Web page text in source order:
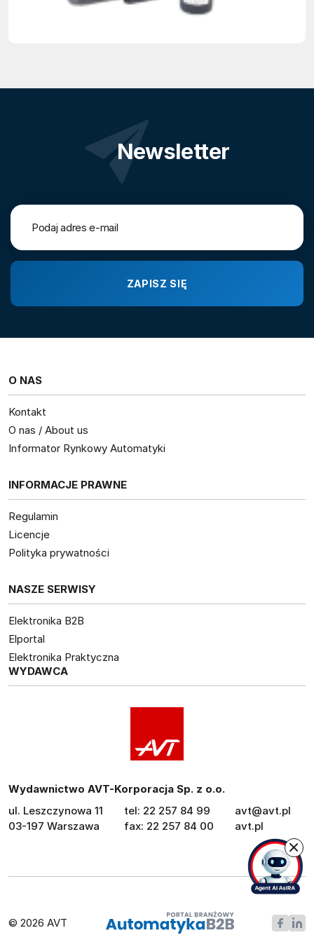
Newsletter
O NAS
Kontakt
O nas / About us
Informator Rynkowy Automatyki
INFORMACJE PRAWNE
Regulamin
Licencje
Polityka prywatności
NASZE SERWISY
Elektronika B2B
Elportal
Elektronika Praktyczna
WYDAWCA
Wydawnictwo AVT-Korporacja Sp. z o.o.
ul. Leszczynowa 11
03-197 Warszawa
tel: 22 257 84 99
fax: 22 257 84 00
avt@avt.pl
avt.pl
© 2026 AVT